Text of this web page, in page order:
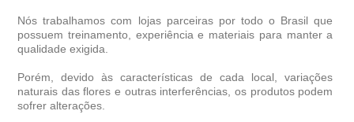
Nós trabalhamos com lojas parceiras por todo o Brasil que
possuem treinamento, experiência e materiais para manter a
qualidade exigida.
Porém, devido às características de cada local, variações
naturais das flores e outras interferências, os produtos podem
sofrer alterações.